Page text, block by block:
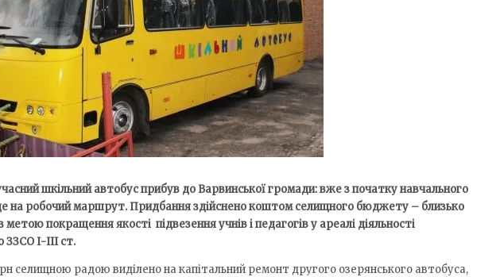
шкільний автобус прибув до Варвинської громади: вже з початку навчального
на робочий маршрут. Придбання здійснено коштом селищного бюджету – близько
метою покращення якості підвезення учнів і педагогів у ареалі діяльності
І-ІІІ ст.
селищною радою виділено на капітальний ремонт другого озерянського автобуса,